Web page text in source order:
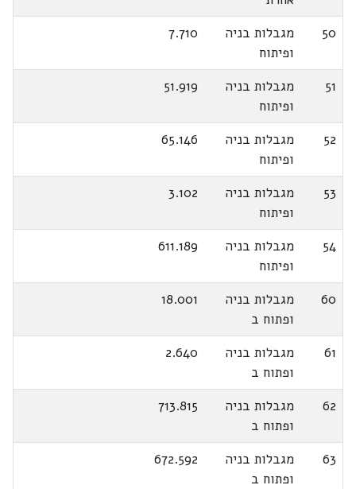
50
מגבלות בניה
ופיתוח
7.710
51
מגבלות בניה
ופיתוח
51.919
52
מגבלות בניה
ופיתוח
65.146
53
מגבלות בניה
ופיתוח
3.102
54
מגבלות בניה
ופיתוח
611.189
60
מגבלות בניה
ופתוח ב
18.001
61
מגבלות בניה
ופתוח ב
2.640
62
מגבלות בניה
ופתוח ב
713.815
63
מגבלות בניה
ופתוח ב
672.592